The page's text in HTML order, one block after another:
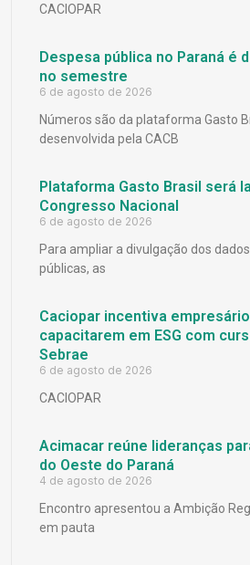
CACIOPAR
Despesa pública no Paraná é
no semestre
6 de agosto de 2026
Números são da plataforma Gasto
desenvolvida pela CACB
Plataforma Gasto Brasil será
Congresso Nacional
6 de agosto de 2026
Para ampliar a divulgação dos
públicas, as
Caciopar incentiva
capacitarem em ESG com
Sebrae
6 de agosto de 2026
CACIOPAR
Acimacar reúne lideranças
do Oeste do Paraná
4 de agosto de 2026
Encontro apresentou a Ambição
em pauta